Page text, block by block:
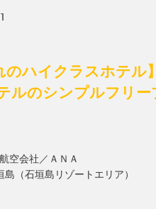
のハイクラスホテル
ルのシンプルフリ
航空会社／ＡＮＡ
（石垣島リゾートエリア）